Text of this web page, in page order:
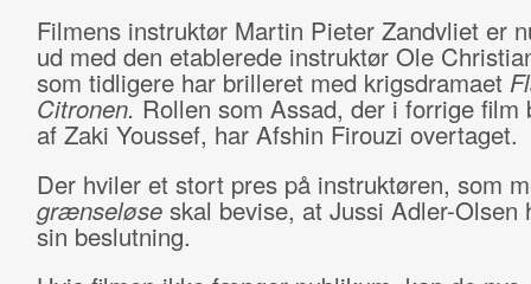
Filmens instruktør Martin Pieter Zandvliet er
ud med den etablerede instruktør Ole
som tidligere har brilleret med krigsdramaet
Citronen. Rollen som Assad, der i forrige film
af Zaki Youssef, har Afshin Firouzi overtaget.
Der hviler et stort pres på instruktøren, som
grænseløse skal bevise, at Jussi Adler-Olsen
sin beslutning.